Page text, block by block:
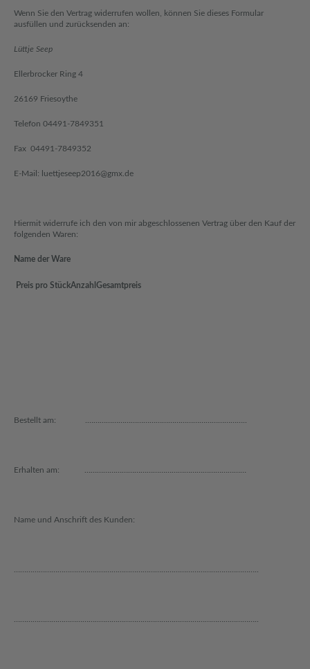
Wenn Sie den Vertrag widerrufen wollen, können Sie dieses Formular
ausfüllen und zurücksenden an:
Lüttje Seep
Ellerbrocker Ring 4
26169 Friesoythe
Telefon 04491-7849351
Fax 04491-7849352
E-Mail: luettjeseep2016@gmx.de
Hiermit widerrufe ich den von mir abgeschlossenen Vertrag über den Kauf der
folgenden Waren:
Name der Ware
Preis pro StückAnzahl Gesamtpreis
Bestellt am: .…………………………………………………………………..
Erhalten am: ……………………………………………………………………
Name und Anschrift des Kunden: